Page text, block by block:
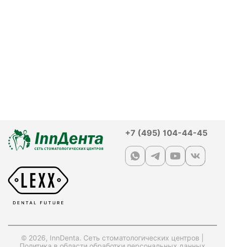
+7 (495) 104-44-45
© 2026, InnDenta. Сеть стоматологических центров |